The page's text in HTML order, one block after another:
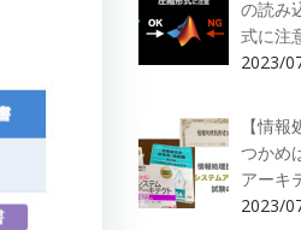
の読み
式に注
2023/
【情
つかめ
アーキ
2023/